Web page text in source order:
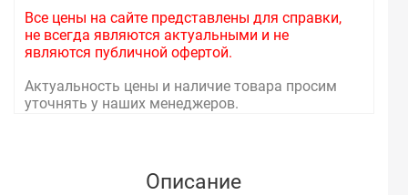
Все цены на сайте представлены для справки,
не всегда являются актуальными и не
являются публичной офертой.
Актуальность цены и наличие товара просим
уточнять у наших менеджеров.
Описание